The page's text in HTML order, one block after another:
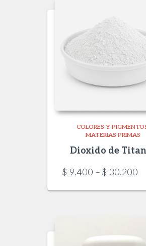
COLORES Y
MATERIAS PRIMAS
Dioxido de
$ 9.400 – $ 30.200
$